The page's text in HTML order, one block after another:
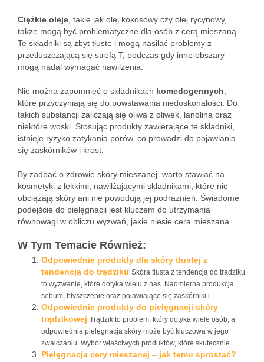
Ciężkie oleje , takie jak olej kokosowy czy olej rycynowy,
także mogą być problematyczne dla osób z cerą mieszaną.
Te składniki są zbyt tłuste i mogą nasilać problemy z
przetłuszczającą się strefą T, podczas gdy inne obszary
mogą nadal wymagać nawilżenia.
Nie można zapomnieć o składnikach komedogennych
które przyczyniają się do powstawania niedoskonałości. Do
takich substancji zaliczają się oliwa z oliwek, lanolina oraz
niektóre woski. Stosując produkty zawierające te składniki,
istnieje ryzyko zatykania porów, co prowadzi do pojawiania
się zaskórników i krost.
By zadbać o zdrowie skóry mieszanej, warto stawiać na
kosmetyki z lekkimi, nawilżającymi składnikami, które nie
obciążają skóry ani nie powodują jej podrażnień. Świadome
podejście do pielęgnacji jest kluczem do utrzymania
równowagi w obliczu wyzwań, jakie niesie cera mieszana.
W Tym Temacie Również:
Odpowiednie produkty dla skóry tłustej z
tendencją do trądziku Skóra tłusta z tendencją do trądziku
to wyzwanie, które dotyka wielu z nas. Nadmierna produkcja
sebum, błyszczenie oraz pojawiające się zaskórniki i...
Odpowiednie produkty do pielęgnacji skóry
trądzikowej Trądzik to problem, który dotyka wiele osób, a
odpowiednia pielęgnacja skóry może być kluczowa w jego
zwalczaniu. Wybór właściwych produktów, które skutecznie...
Pielęgnacja cery mieszanej – jak temu sprostać?